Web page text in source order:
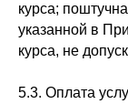
курса;
указанной в
курса, не
5.3. Оплата